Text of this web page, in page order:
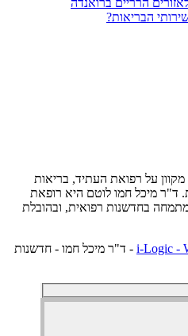
הבריאות?
על רפואת העתיד, בריאות
חמו לוטם היא רופאת
רפואית, ובהובלת
i-| © Copyright - ד"ר מיכל חמו - חדשנות